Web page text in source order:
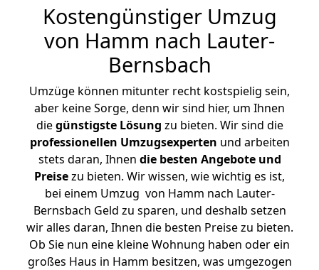
Kostengünstiger Umzug
von Hamm nach Lauter-
Bernsbach
Umzüge können mitunter recht kostspielig sein,
aber keine Sorge, denn wir sind hier, um Ihnen
diegünstigste Lösung zu bieten. Wir sind die
professionellen Umzugsexperten und arbeiten
stets daran, Ihnen die besten Angebote und
Preisezu bieten. Wir wissen, wie wichtig es ist,
bei einem Umzug von Hamm nach Lauter-
Bernsbach Geld zu sparen, und deshalb setzen
wir alles daran, Ihnen die besten Preise zu bieten.
Ob Sie nun eine kleine Wohnung haben oder ein
großes Haus in Hamm besitzen, was umgezogen